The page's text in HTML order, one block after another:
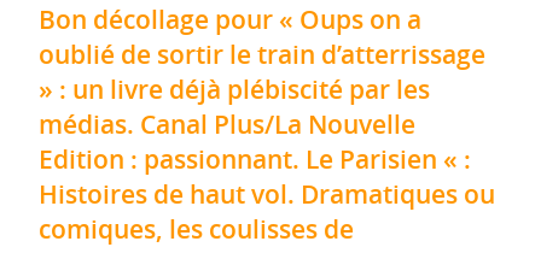
Bon décollage pour « Oups on a
oublié de sortir le train d’atterrissage
» : un livre déjà plébiscité par les
médias. Canal Plus/La Nouvelle
Edition : passionnant. Le Parisien « :
Histoires de haut vol. Dramatiques ou
comiques, les coulisses de